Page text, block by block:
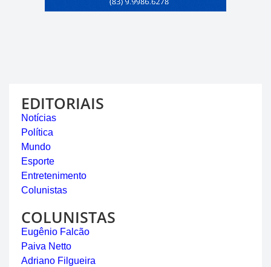
EDITORIAIS
Notícias
Política
Mundo
Esporte
Entretenimento
Colunistas
COLUNISTAS
Eugênio Falcão
Paiva Netto
Adriano Filgueira